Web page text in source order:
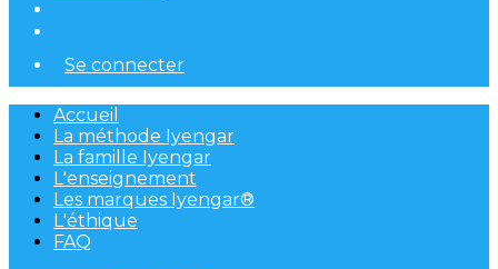
Se connecter
Accueil
La méthode Iyengar
La famille Iyengar
L'enseignement
Les marques Iyengar®
L'éthique
FAQ